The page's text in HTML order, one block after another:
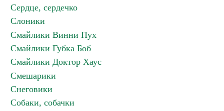
Сердце, сердечко
Слоники
Смайлики Винни Пух
Смайлики Губка Боб
Смайлики Доктор Хаус
Смешарики
Снеговики
Собаки, собачки